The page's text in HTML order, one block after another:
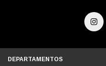
DEPARTAMENTOS